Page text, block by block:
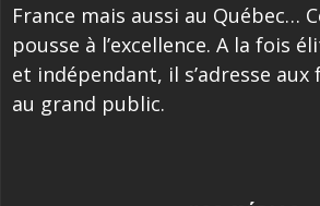
France mais aussi au Québec…
pousse à l’excellence. A la fois
et indépendant, il s’adresse aux
au grand public.